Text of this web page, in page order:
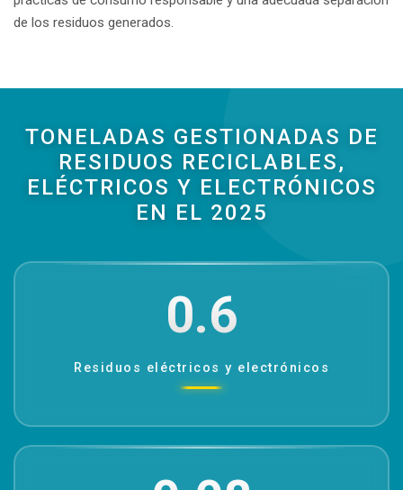
de los residuos generados.
TONELADAS GESTIONADAS DE
RESIDUOS RECICLABLES,
ELÉCTRICOS Y ELECTRÓNICOS
EN EL 2025
0.6
Residuos eléctricos y electrónicos